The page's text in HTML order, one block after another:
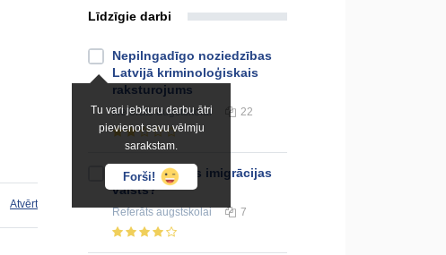
Atvērt
Līdzīgie darbi
Tu vari jebkuru darbu ātri
pievienot savu vēlmju
sarakstam.
Forši!
Nepilngadīgo noziedzības
Latvijā kriminoloģiskais
raksturojums
Referātsaugstskolai 22
Vai Latvija būs imigrācijas
valsts?
Referātsaugstskolai 7